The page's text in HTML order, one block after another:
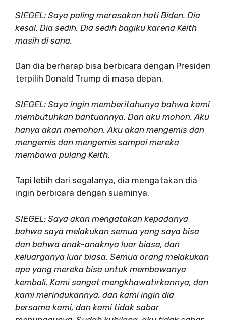
SIEGEL: Saya paling merasakan hati Biden. Dia
kesal. Dia sedih. Dia sedih bagiku karena Keith
masih di sana.
Dan dia berharap bisa berbicara dengan Presiden
terpilih Donald Trump di masa depan.
SIEGEL: Saya ingin memberitahunya bahwa kami
membutuhkan bantuannya. Dan aku mohon. Aku
hanya akan memohon. Aku akan mengemis dan
mengemis dan mengemis sampai mereka
membawa pulang Keith.
Tapi lebih dari segalanya, dia mengatakan dia
ingin berbicara dengan suaminya.
SIEGEL: Saya akan mengatakan kepadanya
bahwa saya melakukan semua yang saya bisa
dan bahwa anak-anaknya luar biasa, dan
keluarganya luar biasa. Semua orang melakukan
apa yang mereka bisa untuk membawanya
kembali. Kami sangat mengkhawatirkannya, dan
kami merindukannya, dan kami ingin dia
bersama kami, dan kami tidak sabar